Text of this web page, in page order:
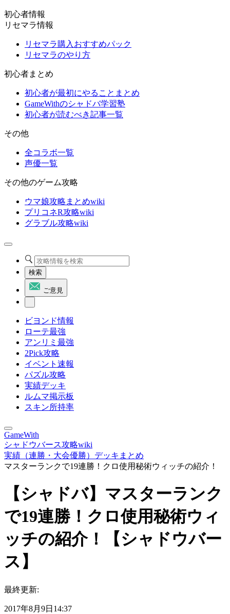
初心者情報
リセマラ情報
リセマラ購入おすすめパック
リセマラのやり方
初心者まとめ
初心者が最初にやることまとめ
GameWithのシャドバ学習塾
初心者が読むべき記事一覧
その他
全コラボ一覧
声優一覧
その他のゲーム攻略
ウマ娘攻略まとめwiki
プリコネR攻略wiki
グラブル攻略wiki
検索
ご意見
ビヨンド情報
ローテ最強
アンリミ最強
2Pick攻略
イベント速報
パズル攻略
実績デッキ
ルムマ掲示板
スキン所持率
GameWith
シャドウバース攻略wiki
実績（連勝・大会優勝）デッキまとめ
マスターランクで19連勝！クロ使用秘術ウィッチの紹介！
【シャドバ】マスターランク
で19連勝！クロ使用秘術ウィ
ッチの紹介！【シャドウバー
ス】
最終更新:
2017年8月9日14:37